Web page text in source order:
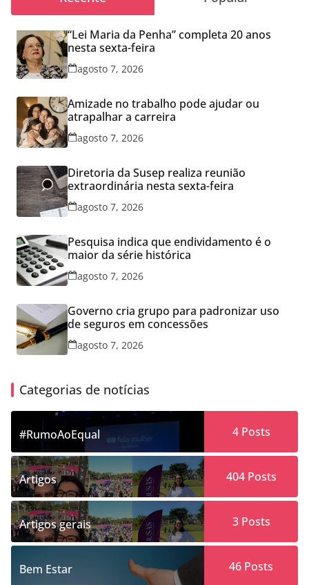
“Lei Maria da Penha” completa 20 anos
nesta sexta-feira
agosto 7, 2026
Amizade no trabalho pode ajudar ou
atrapalhar a carreira
agosto 7, 2026
Diretoria da Susep realiza reunião
extraordinária nesta sexta-feira
agosto 7, 2026
Pesquisa indica que endividamento é o
maior da série histórica
agosto 7, 2026
Governo cria grupo para padronizar uso
de seguros em concessões
agosto 7, 2026
Categorias de notícias
#RumoAoEqual 4Posts
Artigos 404Posts
Artigos gerais 3Posts
Bem Estar 46 Posts